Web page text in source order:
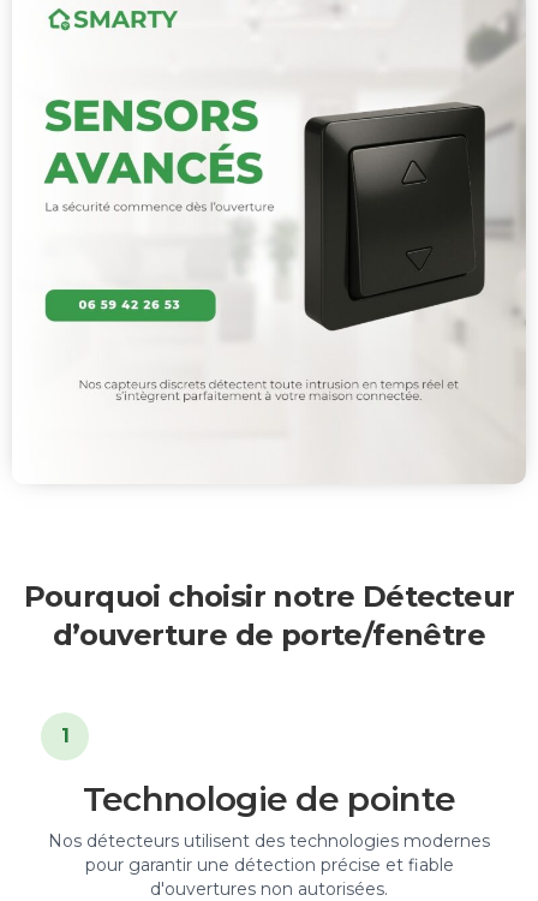
Pourquoi choisir notre Détecteur
d’ouverture de porte/fenêtre
1
Technologie de pointe
Nos détecteurs utilisent des technologies modernes
pour garantir une détection précise et fiable
d'ouvertures non autorisées.